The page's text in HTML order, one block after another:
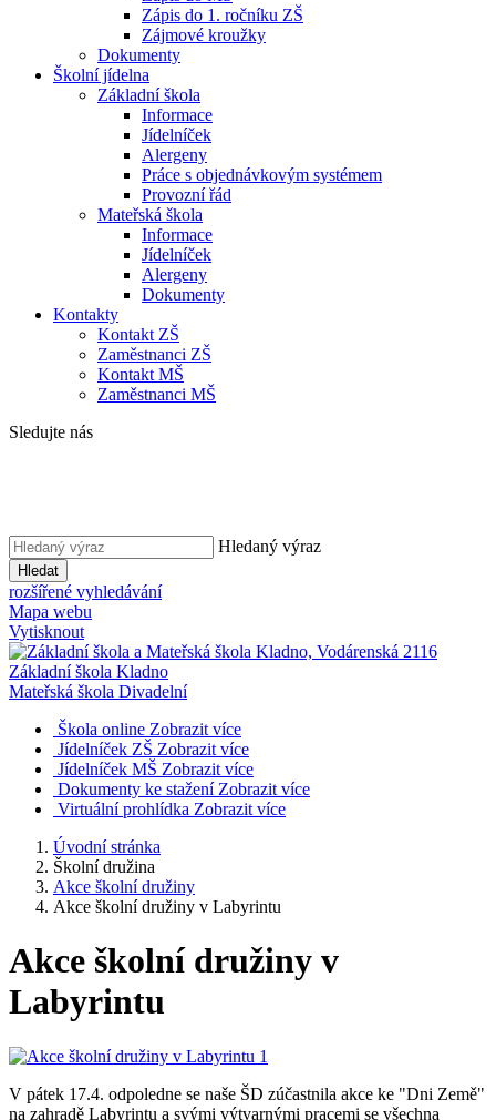
Zápis do 1. ročníku ZŠ
Zájmové kroužky
Dokumenty
Školní jídelna
Základní škola
Informace
Jídelníček
Alergeny
Práce s objednávkovým systémem
Provozní řád
Mateřská škola
Informace
Jídelníček
Alergeny
Dokumenty
Kontakty
Kontakt ZŠ
Zaměstnanci ZŠ
Kontakt MŠ
Zaměstnanci MŠ
Sledujte nás
Hledaný výraz
Hledat
rozšířené vyhledávání
Mapa webu
Vytisknout
Základní škola Kladno
Mateřská škola Divadelní
Škola online Zobrazit více
Jídelníček ZŠ Zobrazit více
Jídelníček MŠ Zobrazit více
Dokumenty ke stažení Zobrazit více
Virtuální prohlídka Zobrazit více
Úvodní stránka
Školní družina
Akce školní družiny
Akce školní družiny v Labyrintu
Akce školní družiny v
Labyrintu
V pátek 17.4. odpoledne se naše ŠD zúčastnila akce ke "Dni Země"
na zahradě Labyrintu a svými výtvarnými pracemi se všechna